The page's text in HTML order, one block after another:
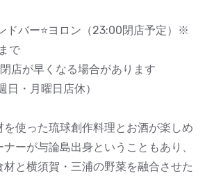
バー⭐ヨロン（23:00閉店予定）※
で
店が早くなる場合があります
日・月曜日店休）
使った琉球創作料理とお酒が楽しめ
ーが与論島出身ということもあり、
と横須賀・三浦の野菜を融合させた